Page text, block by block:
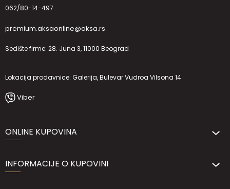
062/80-14-497
premium.aksaonline@aksa.rs
Sedište firme: 28. Juna 3, 11000 Beograd
Lokacija prodavnice: Galerija, Bulevar Vudroa Vilsona 14
Viber
ONLINE KUPOVINA
INFORMACIJE O KUPOVINI